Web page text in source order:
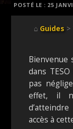
⌂ Guides >
Bienvenue
dans
pas
effet, il
accès à
POSTÉ LE : 25